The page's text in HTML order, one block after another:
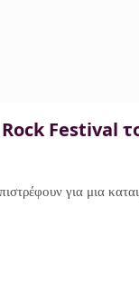
Festival
για μια